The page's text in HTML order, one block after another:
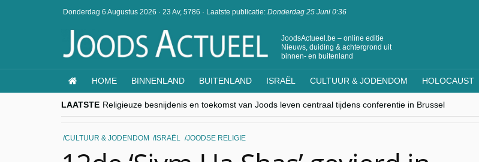
Donderdag 6 Augustus 2026 · 23 Av, 5786 · Laatste publicatie: Donderdag 25 Juni 0:36
JoodsActueel.be – online editie
Nieuws, duiding & achtergrond uit
binnen- en buitenland
HOME BINNENLAND BUITENLAND ISRAËL CULTUUR & JODENDOM HOLOCAUST
LAATSTE Religieuze besnijdenis en toekomst van Joods leven centraal tijdens conferentie in Brussel
“Besnijdenisdebat toont hoe moeilijk seculiere Westen minderheden begrijpt”, Jinnih Beels (Vooruit)
CITYTRIP | ROEMENIË – Boekarest: de verrassing van Oost-Europa
“Vandaag zit elke Jood in België op de beklaagdenbank”
CULTUUR & JODENDOM ISRAËL JOODSE RELIGIE